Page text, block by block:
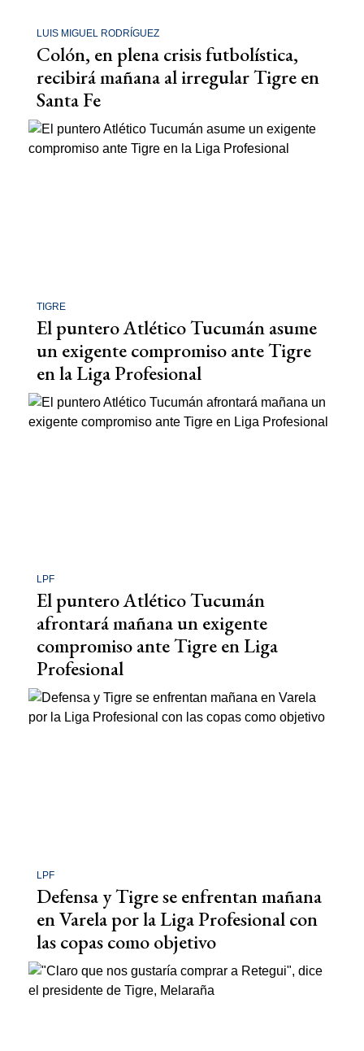
LUIS MIGUEL RODRÍGUEZ
Colón, en plena crisis futbolística,
recibirá mañana al irregular Tigre en
Santa Fe
TIGRE
El puntero Atlético Tucumán asume
un exigente compromiso ante Tigre
en la Liga Profesional
LPF
El puntero Atlético Tucumán
afrontará mañana un exigente
compromiso ante Tigre en Liga
Profesional
LPF
Defensa y Tigre se enfrentan mañana
en Varela por la Liga Profesional con
las copas como objetivo